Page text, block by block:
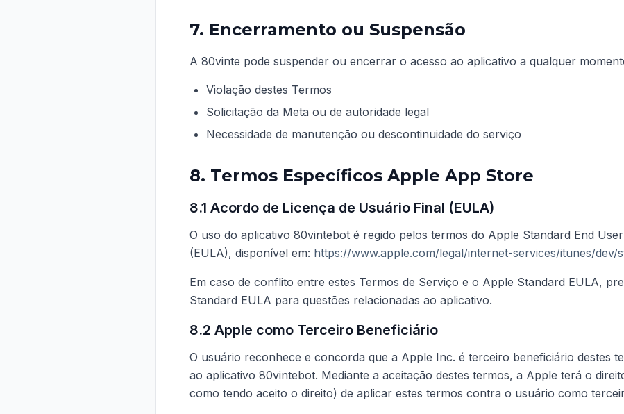
7. Encerramento ou Suspensão
A 80vinte pode suspender ou encerrar o acesso ao aplicativo a qualquer
Violação destes Termos
Solicitação da Meta ou de autoridade legal
Necessidade de manutenção ou descontinuidade do serviço
8. Termos Específicos Apple App Store
8.1 Acordo de Licença de Usuário Final (EULA)
O uso do aplicativo 80vintebot é regido pelos termos do Apple Standard End
(EULA), disponível em: https://www.apple.com/legal/internet-services/itunes/dev/
Em caso de conflito entre estes Termos de Serviço e o Apple Standard EULA,
Standard EULA para questões relacionadas ao aplicativo.
8.2 Apple como Terceiro Beneficiário
O usuário reconhece e concorda que a Apple Inc. é terceiro beneficiário destes
ao aplicativo 80vintebot. Mediante a aceitação destes termos, a Apple terá o
como tendo aceito o direito) de aplicar estes termos contra o usuário como